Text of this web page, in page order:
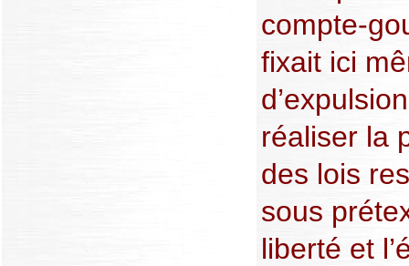
compte-
fixait ici
réaliser la
des lois
sous
liberté et